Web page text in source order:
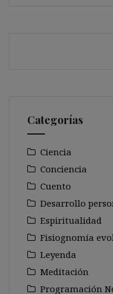
Categorías
Ciencia
Conciencia
Cuento
Desarrollo
Espiritualidad
Fisiognomía
Leyenda
Meditación
Programación